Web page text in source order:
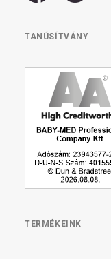
TANÚSÍTVÁNY
TERMÉKEINK